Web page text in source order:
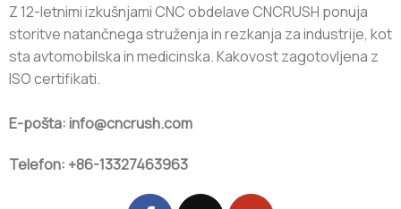
Z 12-letnimi izkušnjami CNC obdelave CNCRUSH ponuja
storitve natančnega struženja in rezkanja za industrije, kot
sta avtomobilska in medicinska. Kakovost zagotovljena z
ISO certifikati.
E-pošta: info@cncrush.com
Telefon: +86-13327463963